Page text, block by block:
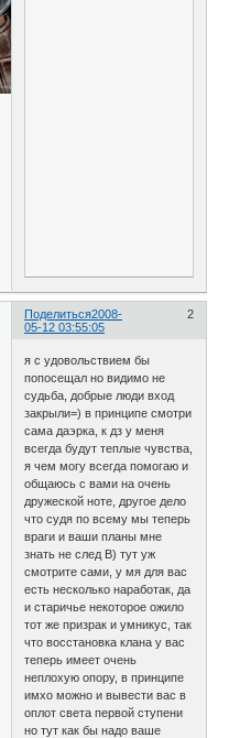
Поделиться 2
2008-
05-12 03:55:05
я с удовольствием бы
попосещал но видимо не
судьба, добрые люди вход
закрыли=) в принципе смотри
сама даэрка, к дз у меня
всегда будут теплые чувства,
я чем могу всегда помогаю и
общаюсь с вами на очень
дружеской ноте, другое дело
что судя по всему мы теперь
враги и ваши планы мне
знать не след B) тут уж
смотрите сами, у мя для вас
есть несколько наработак, да
и старичье некоторое ожило
тот же призрак и умникус, так
что восстановка клана у вас
теперь имеет очень
неплохую опору, в принципе
имхо можно и вывести вас в
оплот света первой ступени
но тут как бы надо ваше